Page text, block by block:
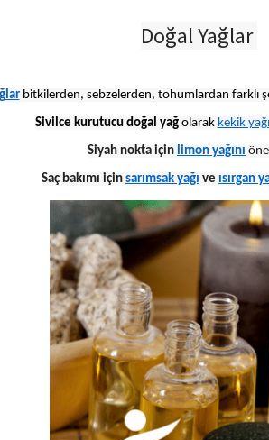
Doğal Yağlar
bitkilerden, sebzelerden, tohumlardan farklı
Sivilce kurutucu doğal yağolarak kekik
Siyah nokta için limon yağını
Saç bakımı için sarımsak yağı ve ısırgan